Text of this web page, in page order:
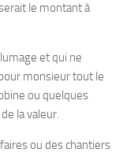
le montant à
et qui ne
monsieur tout le
ou quelques
la valeur.
ou des chantiers